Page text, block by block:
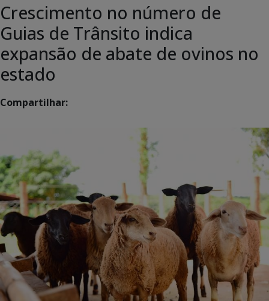
Crescimento no número de
Guias de Trânsito indica
expansão de abate de ovinos no
estado
Compartilhar: